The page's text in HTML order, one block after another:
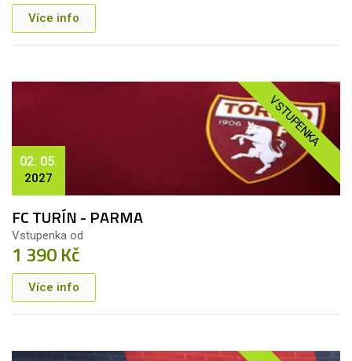
Více info
VSTUPENKA
02. 05.
2027
FC TURÍN - PARMA
Vstupenka od
1 390 Kč
Více info